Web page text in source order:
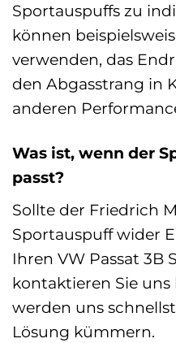
Sportauspuffs zu
können
verwenden, das
den Abgasstrang in
anderen
Was ist, wenn der
passt?
Sollte der Friedrich
Sportauspuff wider
Ihren VW Passat 3B
kontaktieren Sie
werden uns
Lösung kümmern.